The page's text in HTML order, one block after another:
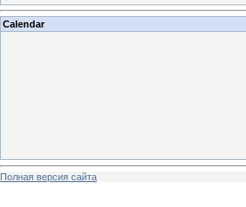
Calendar
Полная версия сайта